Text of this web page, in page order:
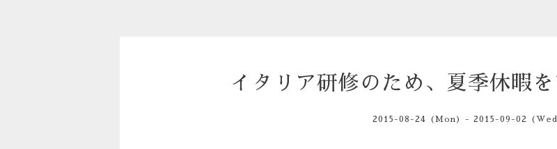
イタリア研修のため、夏季休暇を
2015-08-24 (Mon) - 2015-09-02